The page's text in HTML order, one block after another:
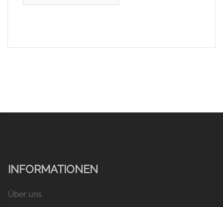
INFORMATIONEN
Über uns